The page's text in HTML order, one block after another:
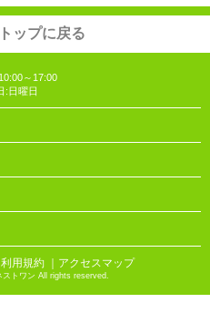
ップに戻る
～17:00
:日曜日
利用規約 ｜アクセスマップ
トワン All rights reserved.